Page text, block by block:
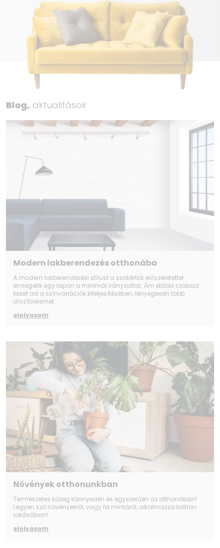
Blog, aktualitások
Modern lakberendezés otthonába
A modern lakberendezési stílust a szakértők előszeretettel
emlegetik egy lapon a minimál irányzattal. Ám előbbi szabad
kezet ad a színvariációk kiteljesítésében, lényegesen több
díszítőelemet...
elolvasom
Növények otthonunkban
Természetes közeg könnyedén és egyszerűen az otthonában!
Legyen szó növényekről, vagy fa mintáról, alkalmazza bátran
lakásában!
elolvasom